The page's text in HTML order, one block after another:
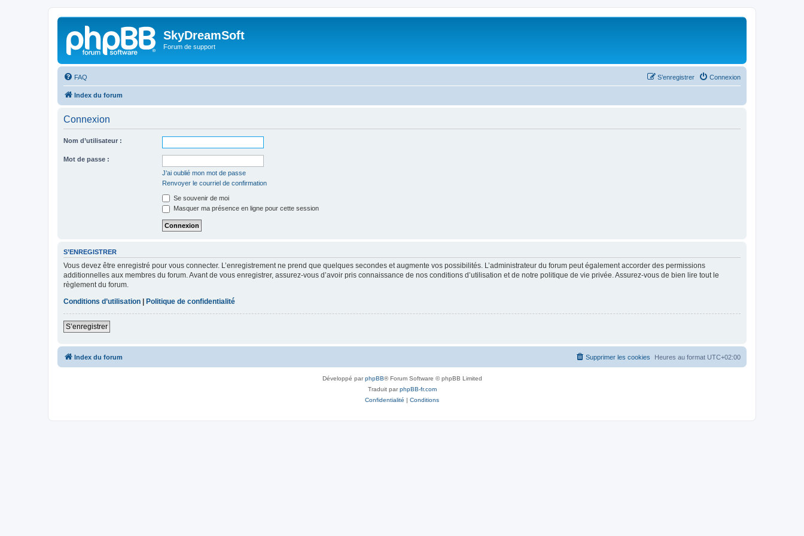
SkyDreamSoft
Forum de support
FAQ Connexion
S’enregistrer
Index du forum
Connexion
Nom d’utilisateur :
Mot de passe :
J’ai oublié mon mot de passe
Renvoyer le courriel de confirmation
Se souvenir de moi
Masquer ma présence en ligne pour cette session
S’ENREGISTRER
Vous devez être enregistré pour vous connecter. L’enregistrement ne prend que quelques secondes et augmente vos possibilités. L’administrateur du forum peut également accorder des permissions
additionnelles aux membres du forum. Avant de vous enregistrer, assurez-vous d’avoir pris connaissance de nos conditions d’utilisation et de notre politique de vie privée. Assurez-vous de bien lire tout le
règlement du forum.
Conditions d’utilisation
Politique de confidentialité
S’enregistrer
Index du forum Heures au format UTC+02:00
Supprimer les cookies
Développé parphpBB® Forum Software © phpBB Limited
Traduit parphpBB-fr.com
Confidentialité | Conditions